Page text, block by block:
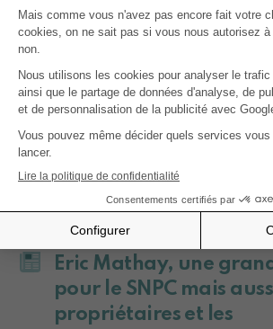
Construire aujourd’hui
demain »
Patrick Willems est depuis huit
secrétaire général du SNPC.
et de la manière dont il se
1 11 2023
Eric Mathay, une
pour le SNPC mais
propriétaires et les